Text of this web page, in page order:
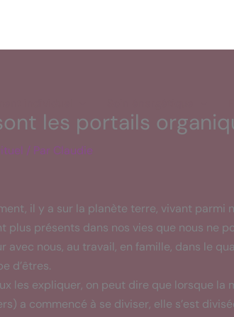
les portails
/ Par Claudie
il y a sur la planète terre, vivant parmi
plus présents dans nos vies que nous ne
avec nous, au travail, en famille, dans le
d’êtres.
les expliquer, on peut dire que lorsque la
a commencé à se diviser, elle s’est